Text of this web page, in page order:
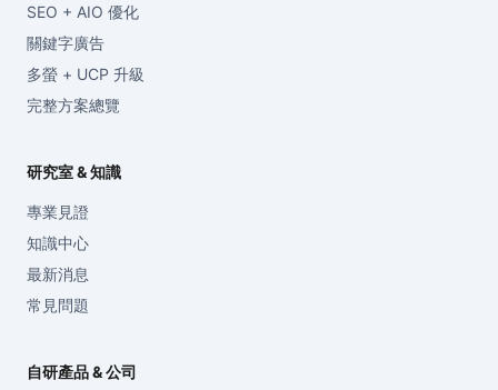
SEO + AIO 優化
關鍵字廣告
多螢 + UCP 升級
完整方案總覽
研究室 & 知識
專業見證
知識中心
最新消息
常見問題
自研產品 & 公司